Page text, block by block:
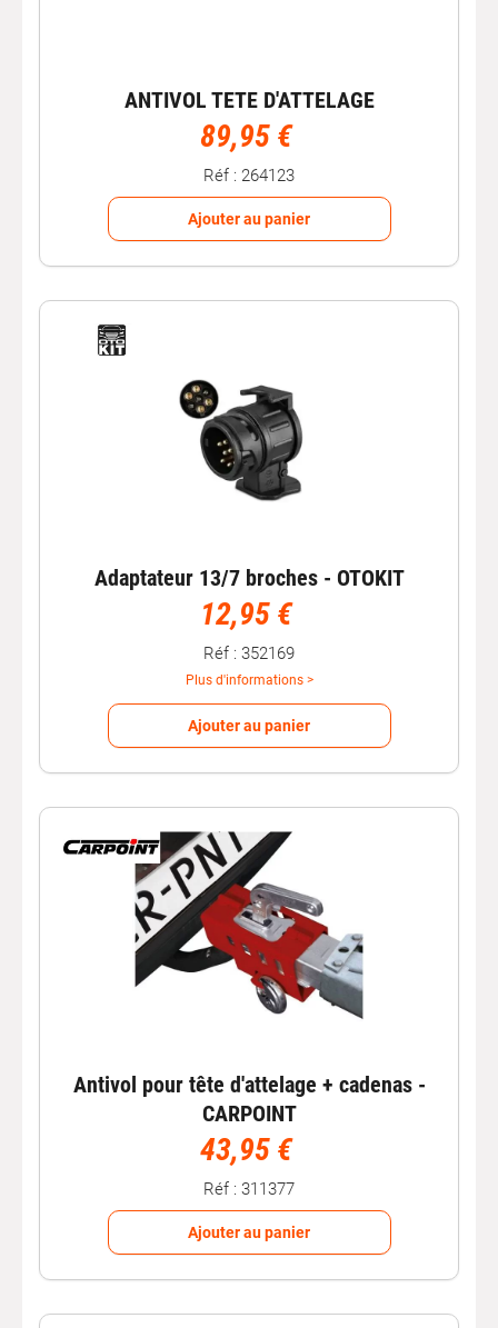
ANTIVOL TETE D'ATTELAGE
89,95 €
Réf : 264123
Ajouter au panier
Adaptateur 13/7 broches - OTOKIT
12,95 €
Réf : 352169
Plus d'informations >
Ajouter au panier
Antivol pour tête d'attelage + cadenas -
CARPOINT
43,95 €
Réf : 311377
Ajouter au panier